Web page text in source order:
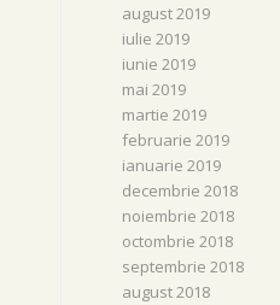
august 2019
iulie 2019
iunie 2019
mai 2019
martie 2019
februarie 2019
ianuarie 2019
decembrie 2018
noiembrie 2018
octombrie 2018
septembrie 2018
august 2018